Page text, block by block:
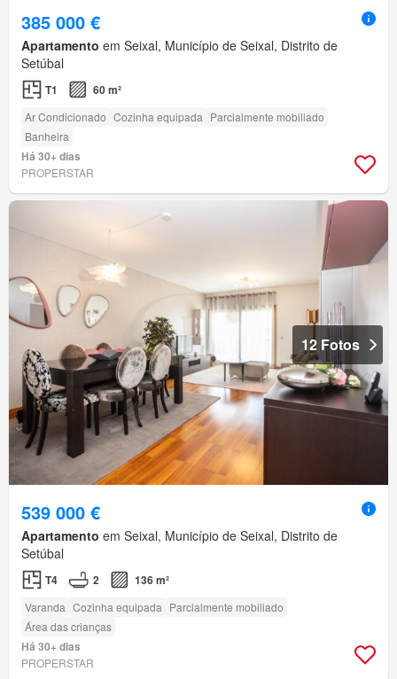
385 000 €
Apartamento em Seixal, Município de Seixal, Distrito de
Setúbal
T1 60 m²
Ar Condicionado Cozinha equipada Parcialmente mobiliado
Banheira
Há 30+ dias
PROPERSTAR
12 Fotos
539 000 €
Apartamento em Seixal, Município de Seixal, Distrito de
Setúbal
T4 2 136 m²
Varanda Cozinha equipada Parcialmente mobiliado
Área das crianças
Há 30+ dias
PROPERSTAR